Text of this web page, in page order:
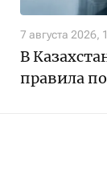
7 августа 2026,
В
правила